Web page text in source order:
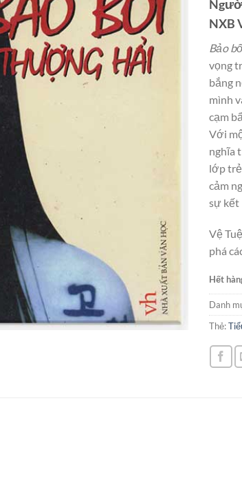
NXB
Bảo
vọng
bắng
mình
cạm
Với
nghĩa
lớp
cảm
sự kết
Vệ
phá
Hết
Danh
Thẻ: